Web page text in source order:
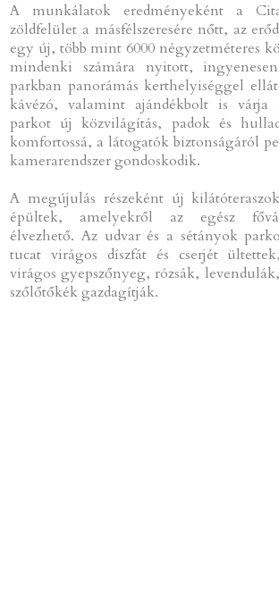
A munkálatok eredményeként a
zöldfelület a másfélszeresére nőtt, az
egy új, több mint 6000 négyzetméteres
mindenki számára nyitott,
parkban panorámás kerthelyiséggel
kávézó, valamint ajándékbolt is
parkot új közvilágítás, padok és
komfortossá, a látogatók biztonságáról
kamerarendszer gondoskodik.
A megújulás részeként új
épültek, amelyekről az egész
élvezhető. Az udvar és a sétányok
tucat virágos díszfát és cserjét
virágos gyepszőnyeg, rózsák,
szőlőtőkék gazdagítják.